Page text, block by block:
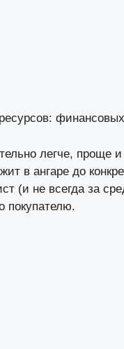
легче, проще
в ангаре до
(и не всегда за
покупателю.